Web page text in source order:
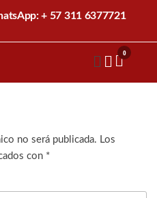
+ 57 311 6377721
0
no será publicada. Los
con *